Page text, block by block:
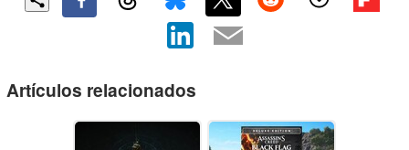
Artículos relacionados